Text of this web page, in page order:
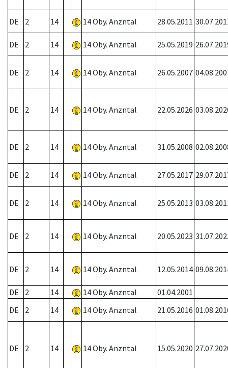
DE 2 14 14 Oby. Anzntal 28.05.2011
DE 2 14 14 Oby. Anzntal 25.05.2019
DE 2 14 14 Oby. Anzntal 26.05.2007
DE 2 14 14 Oby. Anzntal 22.05.2026
DE 2 14 14 Oby. Anzntal 31.05.2008
DE 2 14 14 Oby. Anzntal 27.05.2017
DE 2 14 14 Oby. Anzntal 25.05.2013
DE 2 14 14 Oby. Anzntal 20.05.2023
DE 2 14 14 Oby. Anzntal 12.05.2014
DE 2 14 14 Oby. Anzntal
01.04.2001
DE
2 14 14 Oby. Anzntal 21.05.2016
DE 2 14 14 Oby. Anzntal 15.05.2020